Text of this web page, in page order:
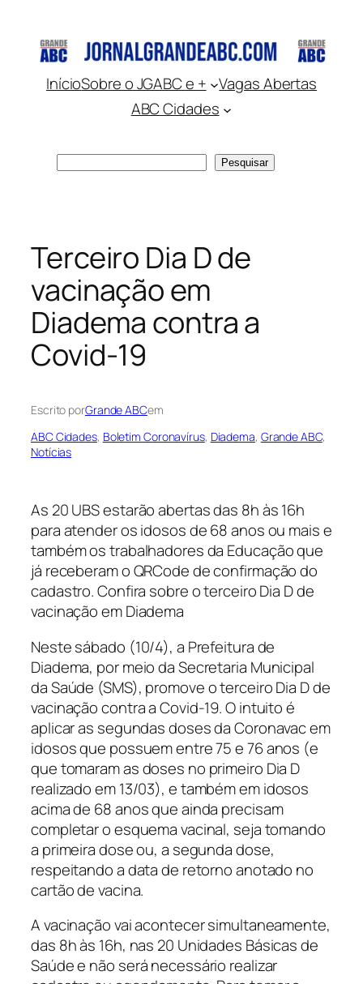
conteúdo
InícioSobre o JGABC e +
Vagas Abertas
ABC Cidades
Pesquisar
Terceiro Dia D de
vacinação em
Diadema contra a
Covid-19
Escrito porGrande ABCem
ABC Cidades, Boletim Coronavírus, Diadema, Grande ABC
Notícias
As 20 UBS estarão abertas das 8h às 16h
para atender os idosos de 68 anos ou mais e
também os trabalhadores da Educação que
já receberam o QRCode de confirmação do
cadastro. Confira sobre o terceiro Dia D de
vacinação em Diadema
Neste sábado (10/4), a Prefeitura de
Diadema, por meio da Secretaria Municipal
da Saúde (SMS), promove o terceiro Dia D de
vacinação contra a Covid-19. O intuito é
aplicar as segundas doses da Coronavac em
idosos que possuem entre 75 e 76 anos (e
que tomaram as doses no primeiro Dia D
realizado em 13/03), e também em idosos
acima de 68 anos que ainda precisam
completar o esquema vacinal, seja tomando
a primeira dose ou, a segunda dose,
respeitando a data de retorno anotado no
cartão de vacina.
A vacinação vai acontecer simultaneamente,
das 8h às 16h, nas 20 Unidades Básicas de
Saúde e não será necessário realizar